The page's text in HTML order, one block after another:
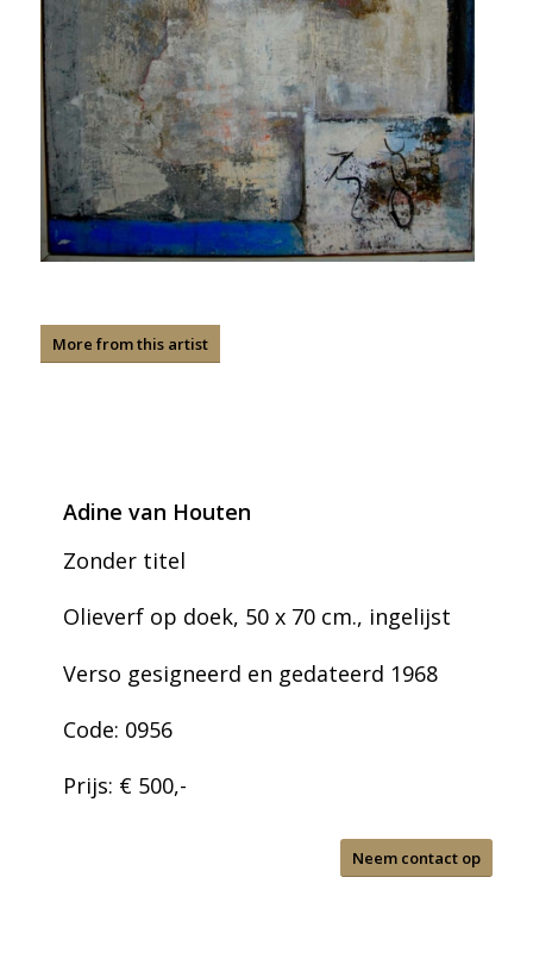
More from this artist
Adine van Houten
Zonder titel
Olieverf op doek, 50 x 70 cm., ingelijst
Verso gesigneerd en gedateerd 1968
Code: 0956
Prijs: € 500,-
Neem contact op